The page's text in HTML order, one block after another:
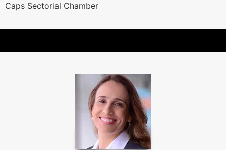
Caps Sectorial Chamber